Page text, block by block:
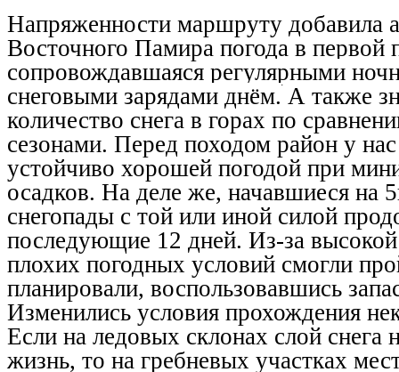
Напряженности маршруту добавила
Восточного Памира погода в первой
сопровождавшаяся регулярными
снеговыми зарядами днём. А также
количество снега в горах по
сезонами. Перед походом район у
устойчиво хорошей погодой при
осадков. На деле же, начавшиеся на
снегопады с той или иной силой
последующие 12 дней. Из-за
плохих погодных условий смогли
планировали, воспользовавшись
Изменились условия прохождения
Если на ледовых склонах слой снега
жизнь, то на гребневых участках